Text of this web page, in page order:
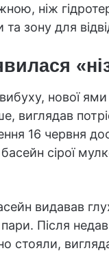
ніж
зону для
нової
виглядав
16 червня
сірої
видавав
Після
стояли,